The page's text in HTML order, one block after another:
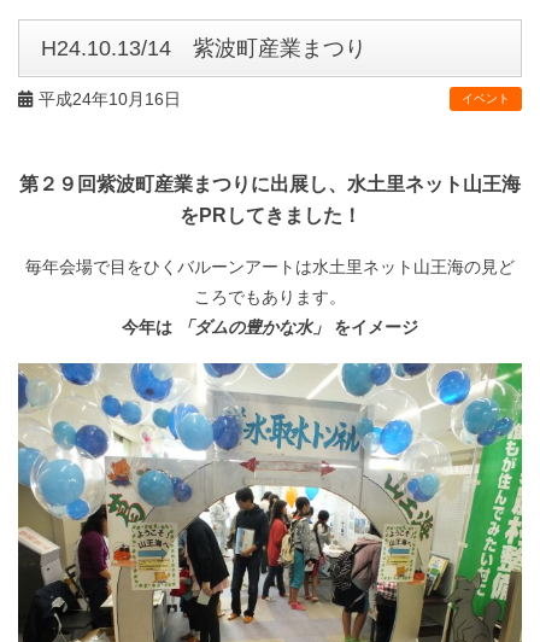
H24.10.13/14 紫波町産業まつり
平成24年10月16日 イベント
第２９回紫波町産業まつりに出展し、水土里ネット山王海
をPRしてきました！
毎年会場で目をひくバルーンアートは水土里ネット山王海の見ど
ころでもあります。
今年は
「ダムの豊かな水」 をイメージ